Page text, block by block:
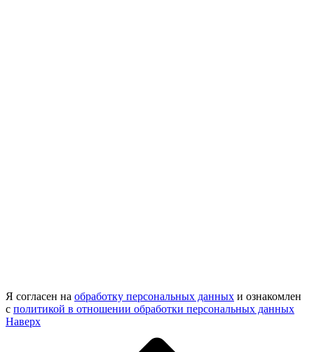
Я согласен на обработку персональных данных и ознакомлен
с политикой в отношении обработки персональных данных
Наверх